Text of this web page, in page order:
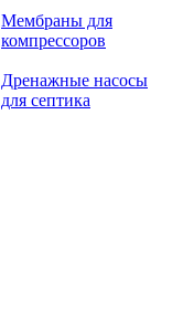
Мембраны для
компрессоров
Дренажные насосы
для септика